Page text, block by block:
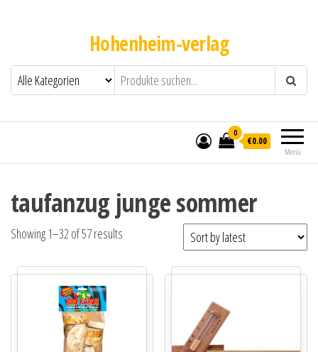
Hohenheim-verlag
Menü
0
€0.00
taufanzug junge sommer
Showing 1–32 of 57 results